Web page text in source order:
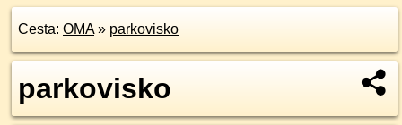
Cesta: OMA» parkovisko
parkovisko